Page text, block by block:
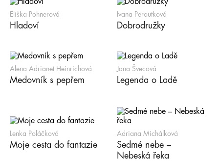
Eliška Pohnerová
Hladoví
Ivana Peroutková
Dobrodružky
Alena Adrianet Heinrichová
Medovník s pepřem
Jana Švecová
Legenda o Ladě
Lenka Poláčková
Moje cesta do fantazie
Adriana Michálková
Sedmé nebe –
Nebeská řeka